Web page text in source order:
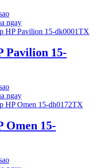
ngay
Pavilion 15-
ngay
Omen 15-